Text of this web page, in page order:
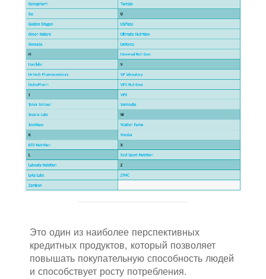
Это один из наиболее перспективных
кредитных продуктов, который позволяет
повышать покупательную способность людей
и способствует росту потребления.